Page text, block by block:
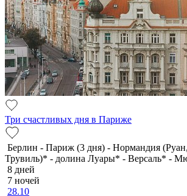
Три счастливых дня в Париже
Берлин - Париж (3 дня) - Нормандия
Трувиль)* - долина Луары* - Версаль* -
8 дней
7 ночей
28.10